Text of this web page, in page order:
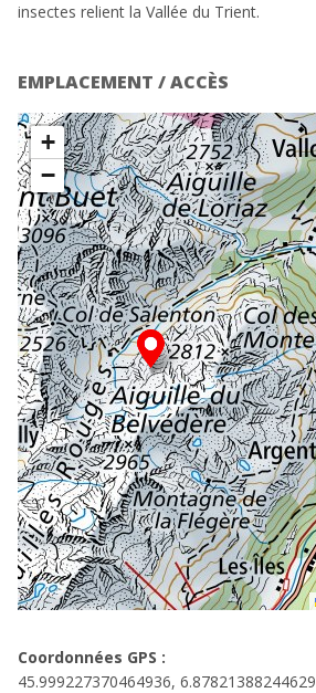
insectes relient la Vallée du Trient.
EMPLACEMENT / ACCÈS
+
−
Coordonnées GPS :
45.999227370464936, 6.87821388244629